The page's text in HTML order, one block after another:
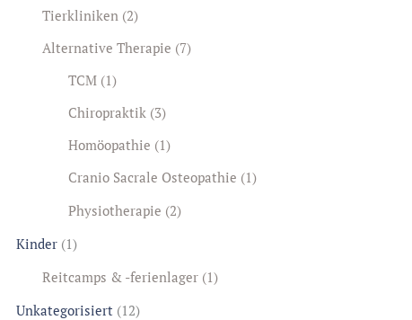
Tierkliniken (2)
Alternative Therapie (7)
TCM (1)
Chiropraktik (3)
Homöopathie (1)
Cranio Sacrale Osteopathie (1)
Physiotherapie (2)
Kinder (1)
Reitcamps & -ferienlager (1)
Unkategorisiert (12)